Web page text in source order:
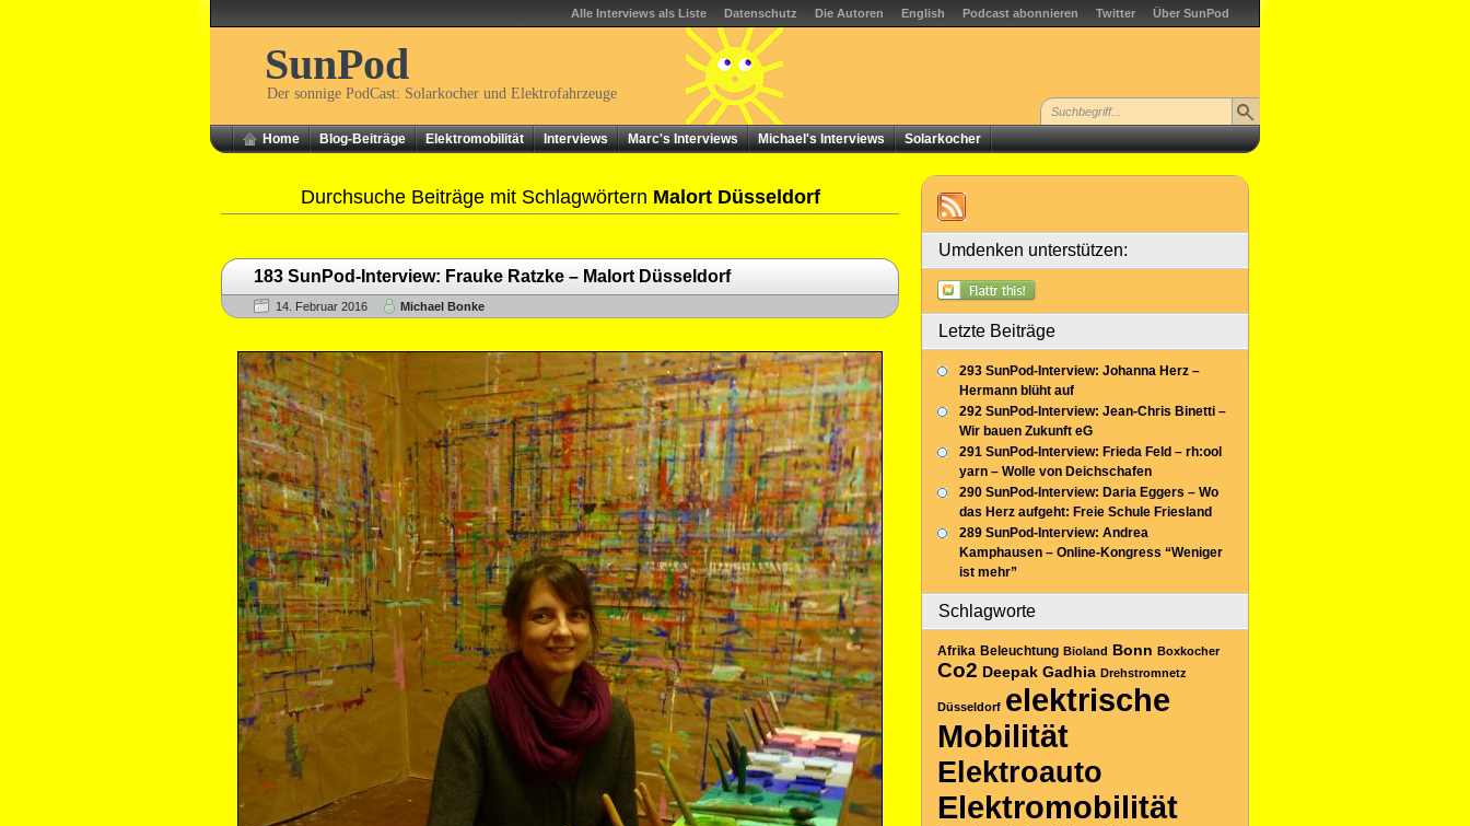
Alle Interviews als Liste Datenschutz Die Autoren English Podcast abonnieren Twitter Über SunPod
SunPod
Der sonnige PodCast: Solarkocher und Elektrofahrzeuge
Home Blog-Beiträge Elektromobilität Interviews Marc's Interviews Michael's Interviews Solarkocher
Durchsuche Beiträge mit Schlagwörtern Malort Düsseldorf
183 SunPod-Interview: Frauke Ratzke – Malort Düsseldorf
14. Februar 2016 Michael Bonke
Umdenken unterstützen:
Letzte Beiträge
293 SunPod-Interview: Johanna Herz –
Hermann blüht auf
292 SunPod-Interview: Jean-Chris Binetti –
Wir bauen Zukunft eG
291 SunPod-Interview: Frieda Feld – rh:ool
yarn – Wolle von Deichschafen
290 SunPod-Interview: Daria Eggers – Wo
das Herz aufgeht: Freie Schule Friesland
289 SunPod-Interview: Andrea
Kamphausen – Online-Kongress “Weniger
ist mehr”
Schlagworte
Afrika Beleuchtung Bioland Bonn Boxkocher
Co2 Deepak Gadhia Drehstromnetz
Düsseldorf elektrische
Mobilität
Elektroauto
Elektromobilität